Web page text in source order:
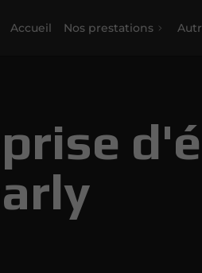
Accueil Nos prestations